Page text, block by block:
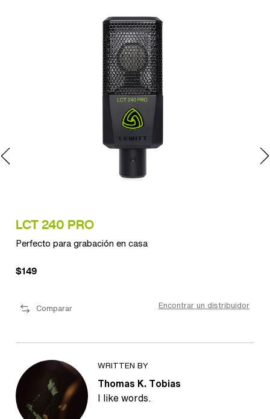
LCT 240 PRO
Perfecto para grabación en casa
$149
Comparar Encontrar un distribuidor
WRITTEN BY
Thomas K. Tobias
I like words.